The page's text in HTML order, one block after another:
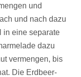
und
und nach dazu
in eine separate
dazu
vermengen, bis
Die Erdbeer-